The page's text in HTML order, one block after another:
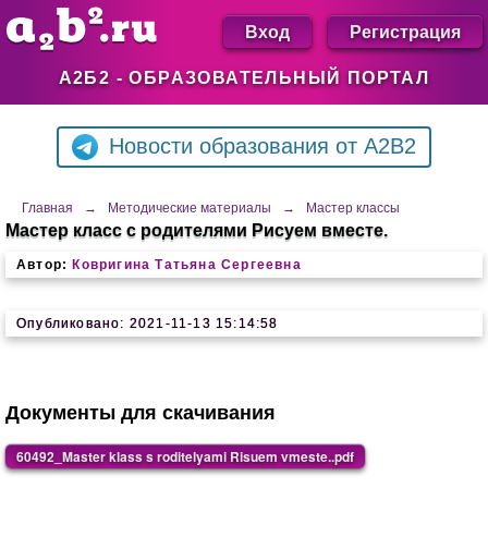
А2Б2 - ОБРАЗОВАТЕЛЬНЫЙ ПОРТАЛ
Вход Регистрация
Новости образования от A2B2
Главная → Методические материалы → Мастер классы
Мастер класс с родителями Рисуем вместе.
Автор: Ковригина Татьяна Сергеевна
Опубликовано: 2021-11-13 15:14:58
Документы для скачивания
60492_Master klass s roditelyami Risuem vmeste..pdf